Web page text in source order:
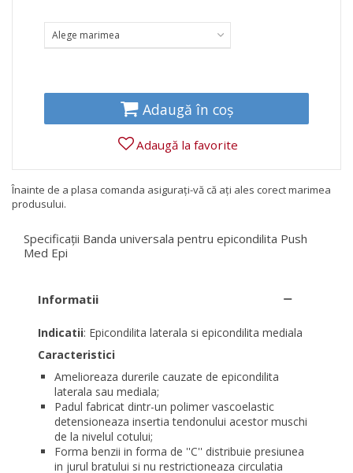
Alege marimea
Adaugă în coș
Adaugă la favorite
Înainte de a plasa comanda asigurați-vă că ați ales corect marimea
produsului.
Specificații Banda universala pentru epicondilita Push
Med Epi
Informatii
Indicatii: Epicondilita laterala si epicondilita mediala
Caracteristici
Amelioreaza durerile cauzate de epicondilita
laterala sau mediala;
Padul fabricat dintr-un polimer vascoelastic
detensioneazainsertia tendonului acestor muschi
de la nivelul cotului;
Forma benzii in forma de ''C'' distribuie presiunea
in jurul bratului si nu restrictioneaza circulatia